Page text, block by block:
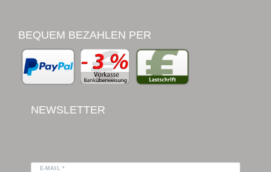
BEQUEM BEZAHLEN PER
NEWSLETTER
E-MAIL *